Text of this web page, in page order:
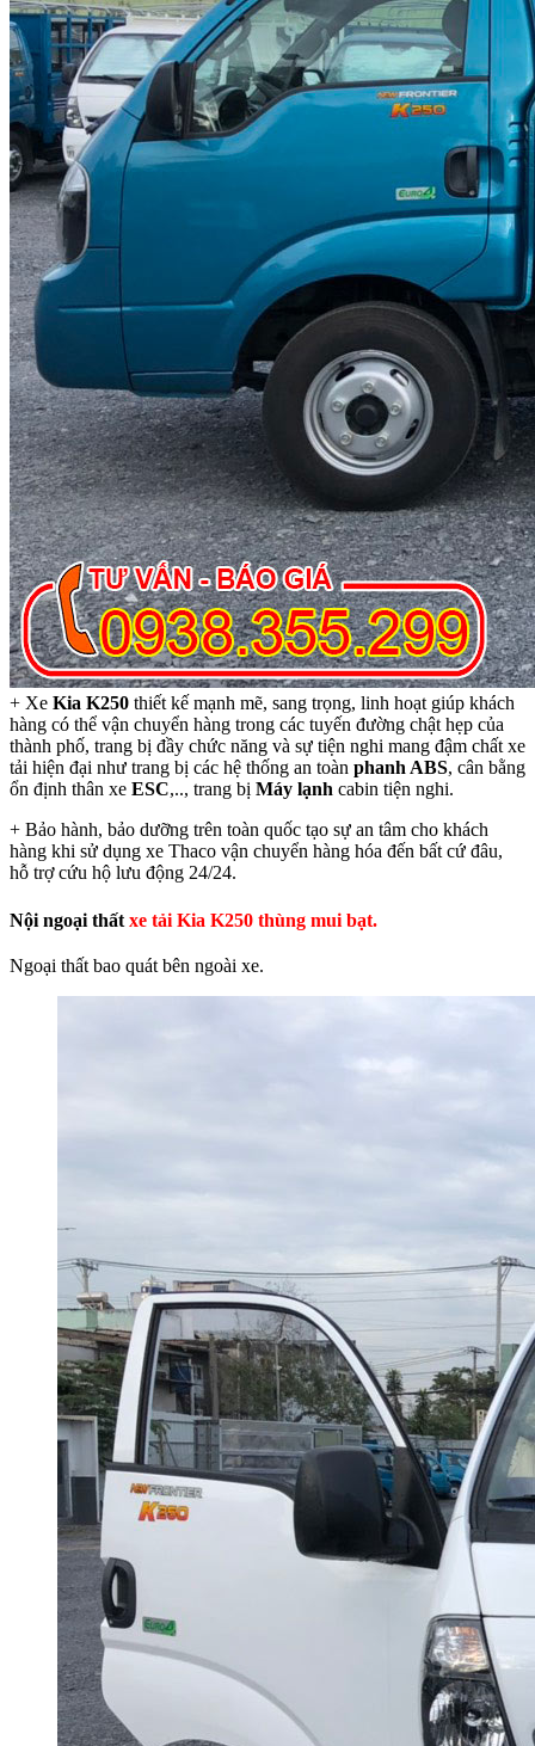
+ Xe Kia K250 thiết kế mạnh mẽ, sang trọng, linh hoạt giúp khách
hàng có thể vận chuyển hàng trong các tuyến đường chật hẹp của
thành phố, trang bị đầy chức năng và sự tiện nghi mang đậm chất xe
tải hiện đại như trang bị các hệ thống an toàn phanh ABS, cân bằng
ổn định thân xe ESC,.., trang bị Máy lạnh cabin tiện nghi.
+ Bảo hành, bảo dưỡng trên toàn quốc tạo sự an tâm cho khách
hàng khi sử dụng xe Thaco vận chuyển hàng hóa đến bất cứ đâu,
hỗ trợ cứu hộ lưu động 24/24.
Nội ngoại thất xe tải Kia K250 thùng mui bạt.
Ngoại thất bao quát bên ngoài xe.